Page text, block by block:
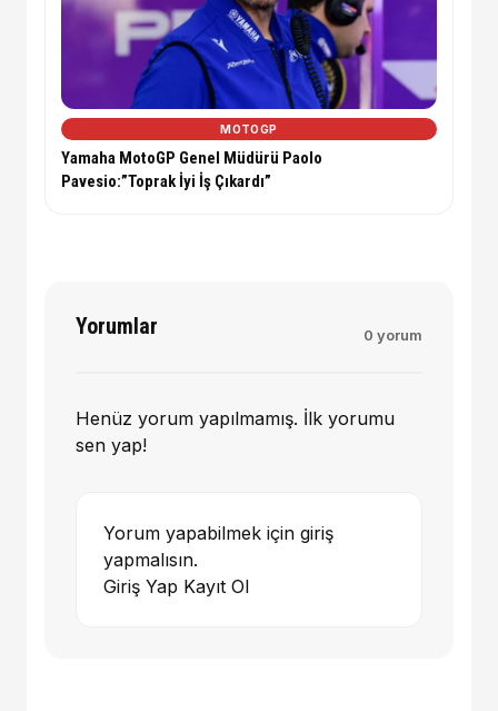
MOTOGP
Yamaha MotoGP Genel Müdürü Paolo
Pavesio:”Toprak İyi İş Çıkardı”
Yorumlar 0 yorum
Henüz yorum yapılmamış. İlk yorumu
sen yap!
Yorum yapabilmek için giriş
yapmalısın.
Giriş Yap Kayıt Ol